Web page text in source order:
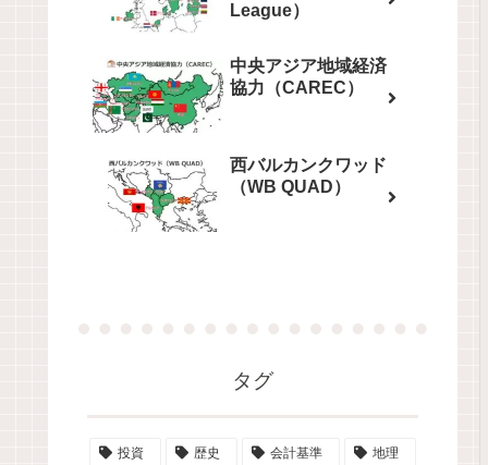
League）
中央アジア地域経済
協力（CAREC）
西バルカンクワッド
（WB QUAD）
タグ
投資 歴史 会計基準 地理